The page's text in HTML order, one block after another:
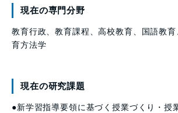
現在の専門分野
教育行政、教育課程、高校教育、国語教
育方法学
現在の研究課題
●新学習指導要領に基づく授業づくり・授